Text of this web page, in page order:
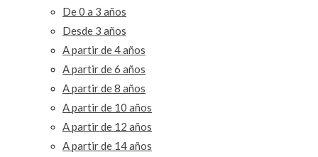
De 0 a 3 años
Desde 3 años
A partir de 4 años
A partir de 6 años
A partir de 8 años
A partir de 10 años
A partir de 12 años
A partir de 14 años